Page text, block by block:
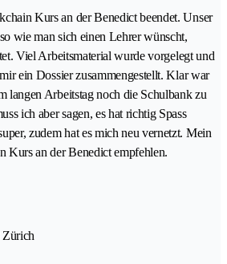
Kurs an der Benedict beendet. Unser
wie man sich einen Lehrer wünscht,
Viel Arbeitsmaterial wurde vorgelegt und
ein Dossier zusammengestellt. Klar war
langen Arbeitstag noch die Schulbank zu
ich aber sagen, es hat richtig Spass
zudem hat es mich neu vernetzt. Mein
Kurs an der Benedict empfehlen.
Zürich